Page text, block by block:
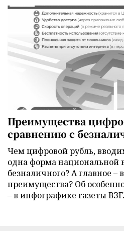
Преимущества
сравнению с
Чем цифровой рубль,
одна форма национальной
безналичного? А главное –
преимущества? Об
– в инфографике газеты